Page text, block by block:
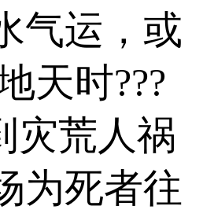
气运，或
天时???
灾荒人祸
为死者往